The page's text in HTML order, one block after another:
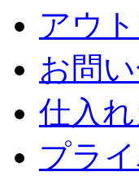
アウ
お問
仕入
プラ